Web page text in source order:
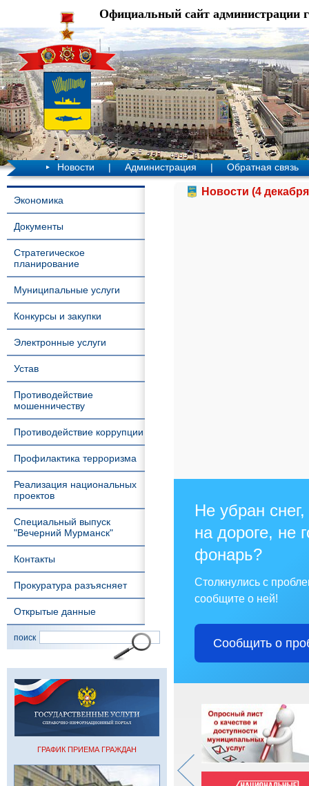
Официальный сайт администрации
Новости | Администрация | Обратная связь
Экономика
Документы
Стратегическое
планирование
Муниципальные услуги
Конкурсы и закупки
Электронные услуги
Устав
Противодействие
мошенничеству
Противодействие коррупции
Профилактика терроризма
Реализация национальных
проектов
Специальный выпуск
"Вечерний Мурманск"
Контакты
Прокуратура разъясняет
Открытые данные
поиск
ГРАФИК ПРИЕМА ГРАЖДАН
Новости (4
Не убран
на дороге, не
фонарь?
Столкнулись с
сообщите о ней!
Сообщить о